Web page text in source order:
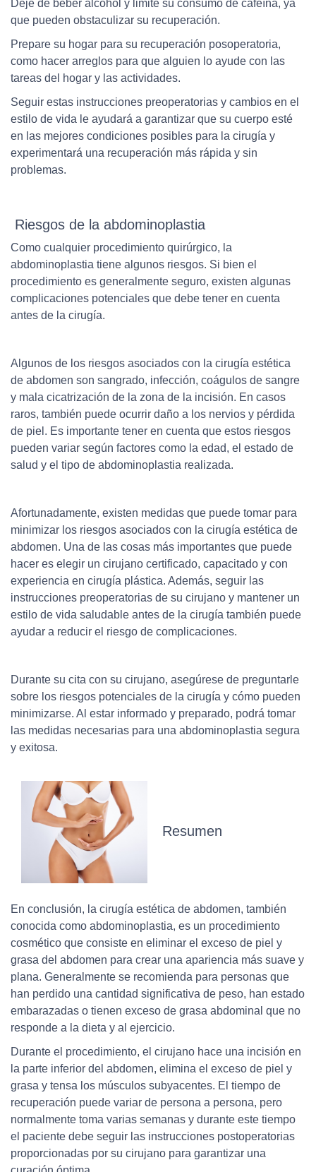
Deje de beber alcohol y limite su consumo de cafeína, ya
que pueden obstaculizar su recuperación.
Prepare su hogar para su recuperación posoperatoria,
como hacer arreglos para que alguien lo ayude con las
tareas del hogar y las actividades.
Seguir estas instrucciones preoperatorias y cambios en el
estilo de vida le ayudará a garantizar que su cuerpo esté
en las mejores condiciones posibles para la cirugía y
experimentará una recuperación más rápida y sin
problemas.
Riesgos de la abdominoplastia
Como cualquier procedimiento quirúrgico, la
abdominoplastia tiene algunos riesgos. Si bien el
procedimiento es generalmente seguro, existen algunas
complicaciones potenciales que debe tener en cuenta
antes de la cirugía.
Algunos de los riesgos asociados con la cirugía estética
de abdomen son sangrado, infección, coágulos de sangre
y mala cicatrización de la zona de la incisión. En casos
raros, también puede ocurrir daño a los nervios y pérdida
de piel. Es importante tener en cuenta que estos riesgos
pueden variar según factores como la edad, el estado de
salud y el tipo de abdominoplastia realizada.
Afortunadamente, existen medidas que puede tomar para
minimizar los riesgos asociados con la cirugía estética de
abdomen. Una de las cosas más importantes que puede
hacer es elegir un cirujano certificado, capacitado y con
experiencia en cirugía plástica. Además, seguir las
instrucciones preoperatorias de su cirujano y mantener un
estilo de vida saludable antes de la cirugía también puede
ayudar a reducir el riesgo de complicaciones.
Durante su cita con su cirujano, asegúrese de preguntarle
sobre los riesgos potenciales de la cirugía y cómo pueden
minimizarse. Al estar informado y preparado, podrá tomar
las medidas necesarias para una abdominoplastia segura
y exitosa.
Resumen
En conclusión, la cirugía estética de abdomen, también
conocida como abdominoplastia, es un procedimiento
cosmético que consiste en eliminar el exceso de piel y
grasa del abdomen para crear una apariencia más suave y
plana. Generalmente se recomienda para personas que
han perdido una cantidad significativa de peso, han estado
embarazadas o tienen exceso de grasa abdominal que no
responde a la dieta y al ejercicio.
Durante el procedimiento, el cirujano hace una incisión en
la parte inferior del abdomen, elimina el exceso de piel y
grasa y tensa los músculos subyacentes. El tiempo de
recuperación puede variar de persona a persona, pero
normalmente toma varias semanas y durante este tiempo
el paciente debe seguir las instrucciones postoperatorias
proporcionadas por su cirujano para garantizar una